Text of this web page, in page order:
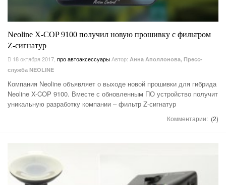
Neoline X-COP 9100 получил новую прошивку с фильтром
Z-сигнатур
18 октября 2017 про автоаксессуарыАвтор: Анна Аполлонова, Пресс-
служба NEOLINE
Компания Neoline объявляет о выходе новой прошивки для гибрида
Neoline X-COP 9100. Вместе с обновленным ПО устройство получит
уникальную разработку компании – фильтр Z-сигнатур
Комментарии: (2)